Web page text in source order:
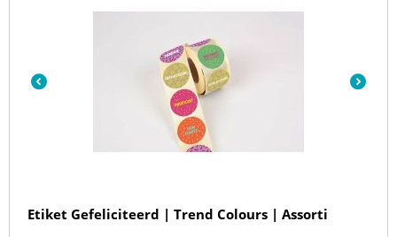
Etiket Gefeliciteerd | Trend Colours | Assorti